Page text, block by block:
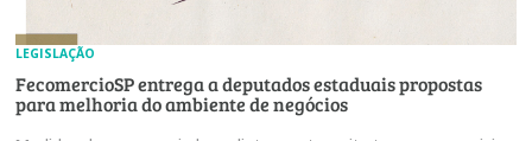
LEGISLAÇÃO
FecomercioSP entrega a deputados estaduais propostas
para melhoria do ambiente de negócios